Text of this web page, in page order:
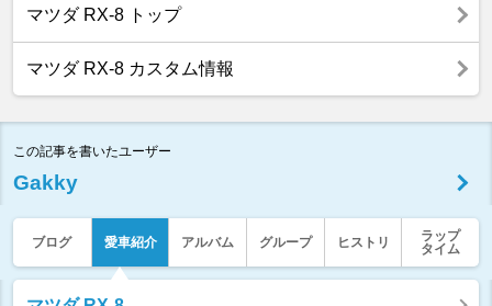
マツダ RX-8 トップ
マツダ RX-8 カスタム情報
この記事を書いたユーザー
Gakky
ブログ 愛車紹介 アルバム グループ ヒストリ
ラップ
タイム